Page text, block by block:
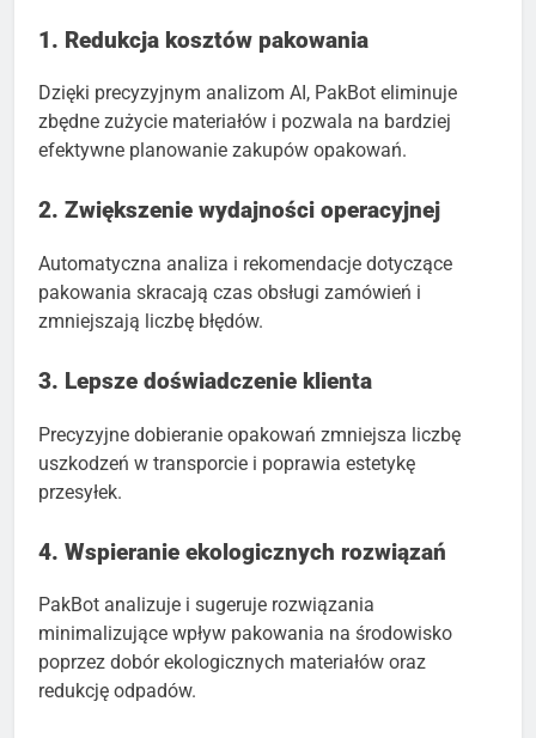
1. Redukcja kosztów pakowania
Dzięki precyzyjnym analizom AI, PakBot eliminuje
zbędne zużycie materiałów i pozwala na bardziej
efektywne planowanie zakupów opakowań.
2. Zwiększenie wydajności operacyjnej
Automatyczna analiza i rekomendacje dotyczące
pakowania skracają czas obsługi zamówień i
zmniejszają liczbę błędów.
3. Lepsze doświadczenie klienta
Precyzyjne dobieranie opakowań zmniejsza liczbę
uszkodzeń w transporcie i poprawia estetykę
przesyłek.
4. Wspieranie ekologicznych rozwiązań
PakBot analizuje i sugeruje rozwiązania
minimalizujące wpływ pakowania na środowisko
poprzez dobór ekologicznych materiałów oraz
redukcję odpadów.